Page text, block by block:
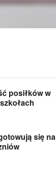
posiłków w
się na